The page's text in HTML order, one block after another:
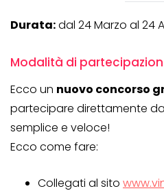
Durata:dal 24 Marzo al 24
Modalità di
Ecco un nuovo concorso
partecipare direttamente
semplice e veloce!
Ecco come fare:
Collegati al sito